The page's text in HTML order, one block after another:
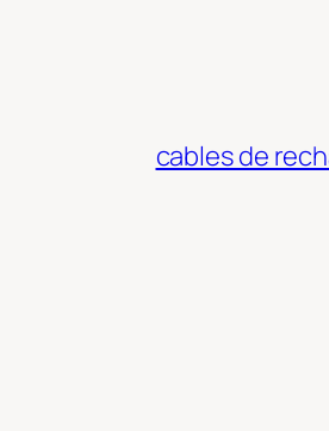
cables de